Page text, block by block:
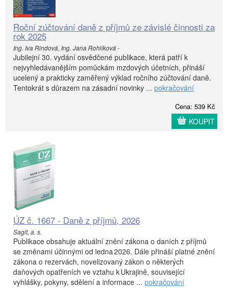
Roční zúčtování daně z příjmů ze závislé činnosti za
rok 2025
Ing. Iva Rindová, Ing. Jana Rohlíková -
Jubilejní 30. vydání osvědčené publikace, která patří k
nejvyhledávanějším pomůckám mzdových účetních, přináší
ucelený a prakticky zaměřený výklad ročního zúčtování daně.
Tentokrát s důrazem na zásadní novinky ... pokračování
Cena: 539 Kč
KOUPIT
ÚZ č. 1667 - Daně z příjmů, 2026
Sagit, a. s.
Publikace obsahuje aktuální znění zákona o daních z příjmů
se změnami účinnými od ledna 2026. Dále přináší platné znění
zákona o rezervách, novelizovaný zákon o některých
daňových opatřeních ve vztahu k Ukrajině, související
vyhlášky, pokyny, sdělení a informace ... pokračování